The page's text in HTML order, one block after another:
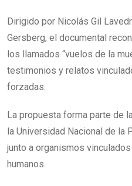
Dirigido por Nicolás Gil
Gersberg, el documental
los llamados “vuelos de la
testimonios y relatos
forzadas.
La propuesta forma parte de
la Universidad Nacional de la
junto a organismos
humanos.